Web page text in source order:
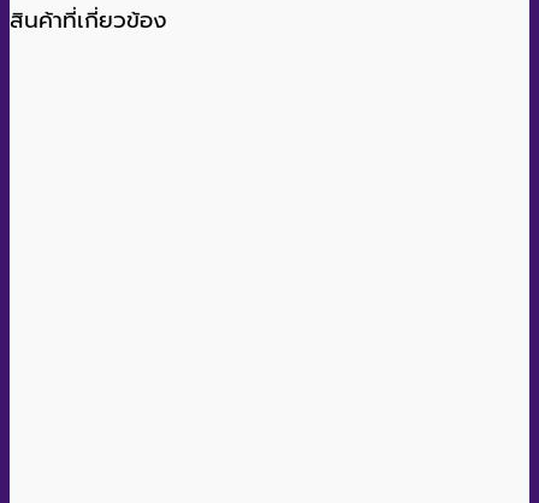
สินค้าที่เกี่ยวข้อง